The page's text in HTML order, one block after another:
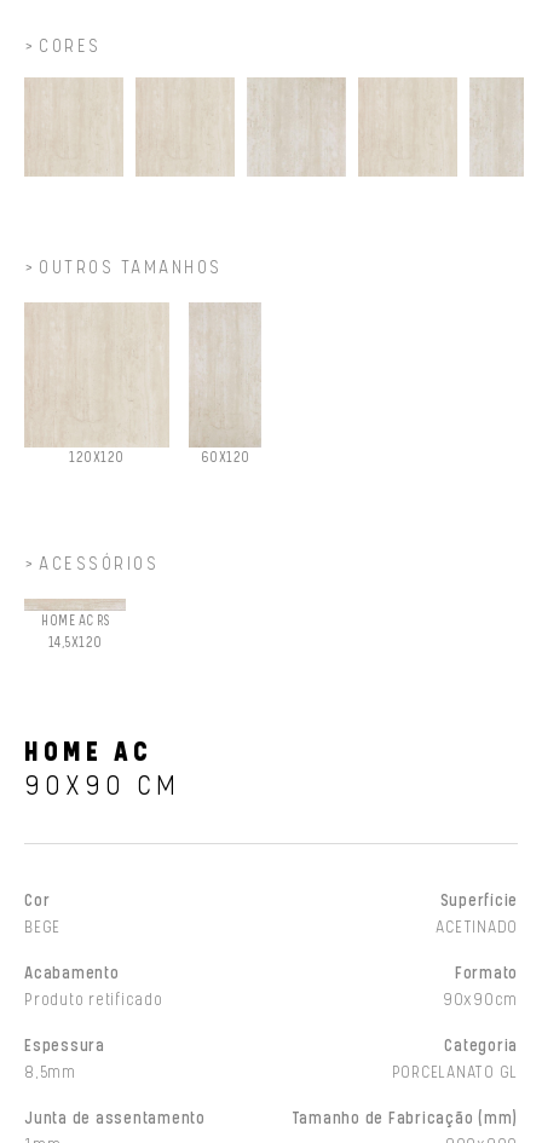
CORES
OUTROS TAMANHOS
120X120 60X120
ACESSÓRIOS
HOME AC RS
14,5X120
HOME AC
90X90 CM
Cor
BEGE
Superfície
ACETINADO
Acabamento
Produto retificado
Formato
90x90cm
Espessura
8,5mm
Categoria
PORCELANATO GL
Junta de assentamento
Tamanho de Fabricação (mm)